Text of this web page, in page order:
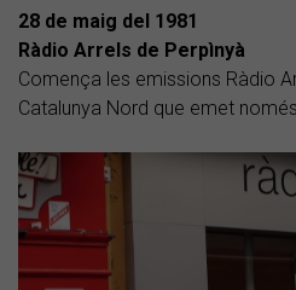
28 de maig del 1981
Ràdio Arrels de Perpìnyà
Comença les emissions Ràdio
Catalunya Nord que emet